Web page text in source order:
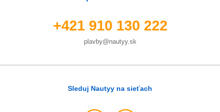
+421 910 130 222
plavby@nautyy.sk
Sleduj Nautyy na sieťach